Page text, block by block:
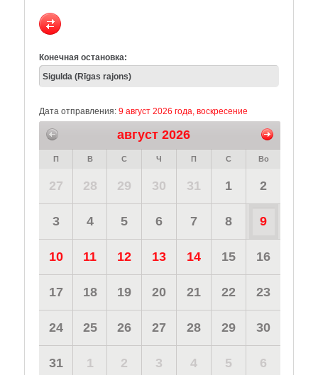
Конечная остановка:
Дата отправления: 9 август 2026 года, воскресение
август 2026
П В С Ч П С Во
27 28 29 30 31 1 2
3 4 5 6 7 8 9
10 11 12 13 14 15 16
17 18 19 20 21 22 23
24 25 26 27 28 29 30
31 1 2 3 4 5 6